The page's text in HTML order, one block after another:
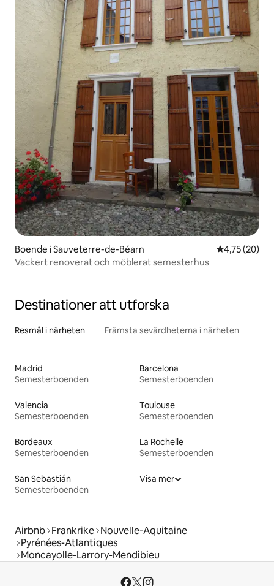
Boende i Sauveterre-de-Béarn 4,75 av 5 i
4,75 (20)
Vackert renoverat och möblerat semesterhus
Destinationer att utforska
Resmål i närheten Främsta sevärdheterna i närheten
Madrid
Semesterboenden
Barcelona
Semesterboenden
Valencia
Semesterboenden
Toulouse
Semesterboenden
Bordeaux
Semesterboenden
La Rochelle
Semesterboenden
San Sebastián
Semesterboenden
Visa mer
Airbnb Frankrike Nouvelle-Aquitaine
Pyrénées-Atlantiques
Moncayolle-Larrory-Mendibieu